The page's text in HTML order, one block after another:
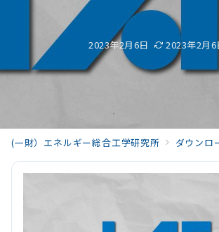
2023年2月6日 2023年2月6
(一財）エネルギー総合工学研究所 ダウンロ